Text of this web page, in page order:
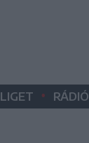
LIGET • RÁDIÓ